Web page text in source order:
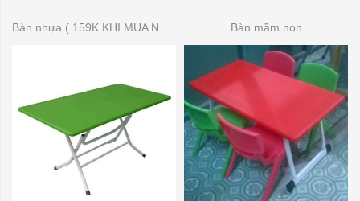
Bàn nhựa ( 159K KHI MUA NHIỀU) Bàn mầm non